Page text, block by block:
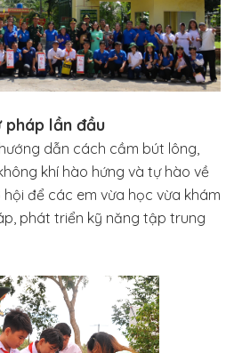
lần đầu
dẫn cách cầm bút lông,
khí hào hứng và tự hào về
để các em vừa học vừa khám
phát triển kỹ năng tập trung